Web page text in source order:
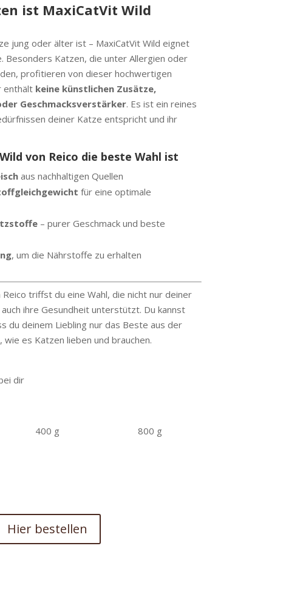
ist MaxiCatVit Wild
jung oder älter ist – MaxiCatVit Wild eignet
Besonders Katzen, die unter Allergien oder
profitieren von dieser hochwertigen
enthält keine künstlichen Zusätze,
Geschmacksverstärker. Es ist ein reines
deiner Katze entspricht und ihr
von Reico die beste Wahl ist
aus nachhaltigen Quellen
für eine optimale
– purer Geschmack und beste
, um die Nährstoffe zu erhalten
Reico triffst du eine Wahl, die nicht nur deiner
ihre Gesundheit unterstützt. Du kannst
du deinem Liebling nur das Beste aus der
es Katzen lieben und brauchen.
dir
400 g 800 g
Hier bestellen